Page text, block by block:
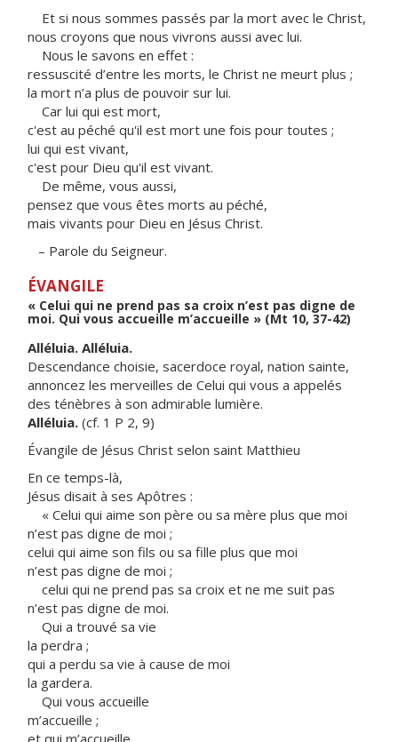
Et si nous sommes passés par la mort avec le Christ,
nous croyons que nous vivrons aussi avec lui.
Nous le savons en effet :
ressuscité d’entre les morts, le Christ ne meurt plus ;
la mort n’a plus de pouvoir sur lui.
Car lui qui est mort,
c'est au péché qu'il est mort une fois pour toutes ;
lui qui est vivant,
c'est pour Dieu qu'il est vivant.
De même, vous aussi,
pensez que vous êtes morts au péché,
mais vivants pour Dieu en Jésus Christ.
– Parole du Seigneur.
ÉVANGILE
« Celui qui ne prend pas sa croix n’est pas digne de
moi. Qui vous accueille m’accueille » (Mt 10, 37-42)
Alléluia. Alléluia.
Descendance choisie, sacerdoce royal, nation sainte,
annoncez les merveilles de Celui qui vous a appelés
des ténèbres à son admirable lumière.
Alléluia. (cf. 1 P 2, 9)
Évangile de Jésus Christ selon saint Matthieu
En ce temps-là,
Jésus disait à ses Apôtres :
« Celui qui aime son père ou sa mère plus que moi
n’est pas digne de moi ;
celui qui aime son fils ou sa fille plus que moi
n’est pas digne de moi ;
celui qui ne prend pas sa croix et ne me suit pas
n’est pas digne de moi.
Qui a trouvé sa vie
la perdra ;
qui a perdu sa vie à cause de moi
la gardera.
Qui vous accueille
m’accueille ;
et qui m’accueille